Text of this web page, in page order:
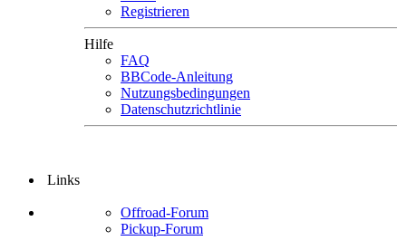
Registrieren
Hilfe
FAQ
BBCode-Anleitung
Nutzungsbedingungen
Datenschutzrichtlinie
Links
Offroad-Forum
Pickup-Forum